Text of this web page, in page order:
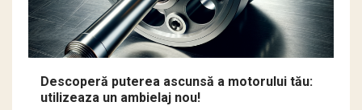
Descoperă puterea ascunsă a motorului tău:
utilizeaza un ambielaj nou!